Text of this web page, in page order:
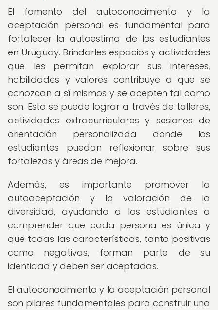
El fomento del autoconocimiento y la
aceptación personal es fundamental para
fortalecer la autoestima de los estudiantes
en Uruguay. Brindarles espacios y actividades
que les permitan explorar sus intereses,
habilidades y valores contribuye a que se
conozcan a sí mismos y se acepten tal como
son. Esto se puede lograr a través de talleres,
actividades extracurriculares y sesiones de
orientación personalizada donde los
estudiantes puedan reflexionar sobre sus
fortalezas y áreas de mejora.
Además, es importante promover la
autoaceptación y la valoración de la
diversidad, ayudando a los estudiantes a
comprender que cada persona es única y
que todas las características, tanto positivas
como negativas, forman parte de su
identidad y deben ser aceptadas.
El autoconocimiento y la aceptación personal
son pilares fundamentales para construir una